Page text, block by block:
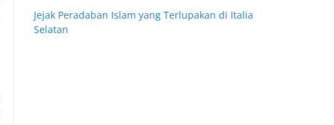
Jejak Peradaban Islam yang Terlupakan di Italia
Selatan